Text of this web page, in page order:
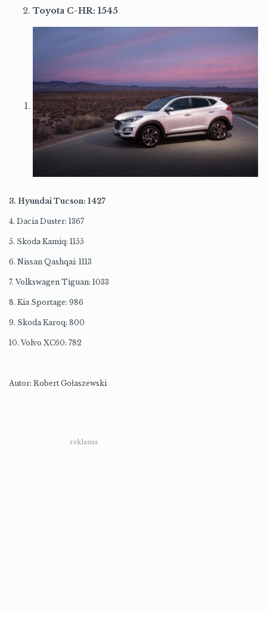
Toyota C-HR: 1545
3. Hyundai Tucson: 1427
4. Dacia Duster: 1367
5. Skoda Kamiq: 1155
6. Nissan Qashqai: 1113
7. Volkswagen Tiguan: 1033
8. Kia Sportage: 986
9. Skoda Karoq: 800
10. Volvo XC60: 782
Autor: Robert Gołaszewski
reklama